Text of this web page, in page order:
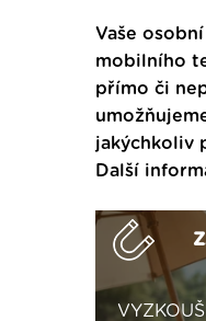
Vaše
mobilního
přímo či
jakýchkoliv
Další
Vytvořte si vizualizaci